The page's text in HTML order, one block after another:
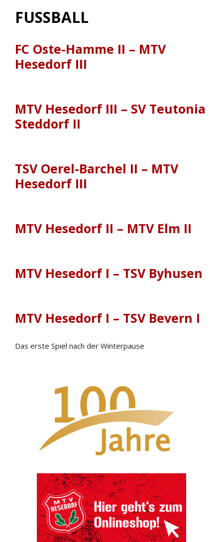
FUSSBALL
FC Oste-Hamme II – MTV
Hesedorf III
MTV Hesedorf III – SV Teutonia
Steddorf II
TSV Oerel-Barchel II – MTV
Hesedorf III
MTV Hesedorf II – MTV Elm II
MTV Hesedorf I – TSV Byhusen
MTV Hesedorf I – TSV Bevern I
Das erste Spiel nach der Winterpause